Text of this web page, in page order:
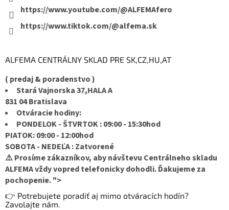
https://www.youtube.com/@ALFEMAfero
https://www.tiktok.com/@alfema.sk
ALFEMA CENTRÁLNY SKLAD PRE SK,CZ,HU,AT
( predaj & poradenstvo )
Stará Vajnorska 37,HALA A
831 04 Bratislava
Otváracie hodiny:
PONDELOK - ŠTVRTOK : 09:00 - 15:30hod
PIATOK: 09:00 - 12:00hod
SOBOTA - NEDEĽA : Zatvorené
⚠️ Prosíme zákazníkov, aby návštevu Centrálneho skladu
ALFEMA vždy vopred telefonicky dohodli. Ďakujeme za
pochopenie. ">
👉 Potrebujete poradiť aj mimo otváracích hodín?
Zavolajte nám.